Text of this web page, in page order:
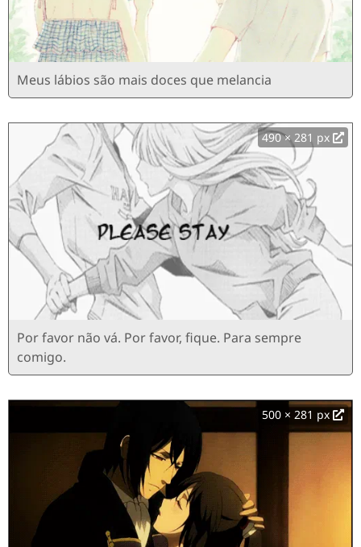
Meus lábios são mais doces que melancia
490 × 281 px
Por favor não vá. Por favor, fique. Para sempre
comigo.
500 × 281 px